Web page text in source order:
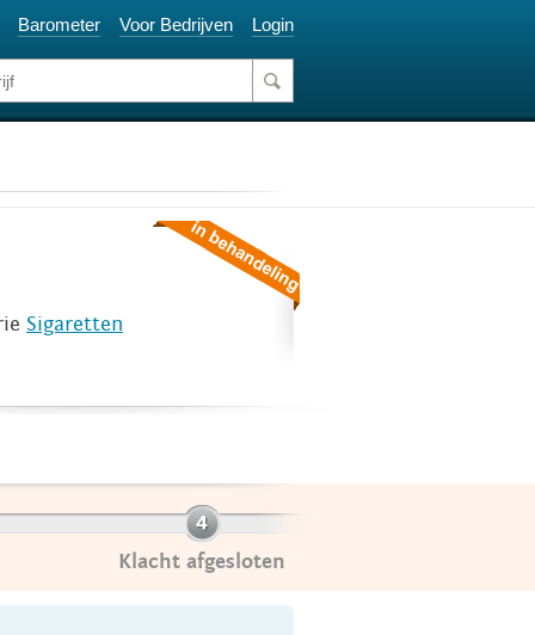
Barometer Voor Bedrijven Login
Sigaretten
Klacht afgesloten